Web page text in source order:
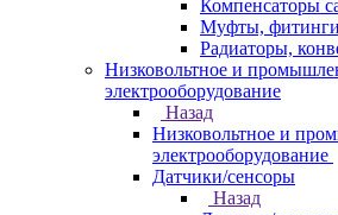
Компенсаторы
Муфты, фитинги
Радиаторы,
Низковольтное и
электрооборудование
Назад
Низковольтное и
электрооборудование
Датчики/сенсоры
Назад